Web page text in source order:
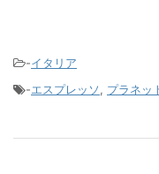
-イタリア
-エスプレッソ, プラネッ